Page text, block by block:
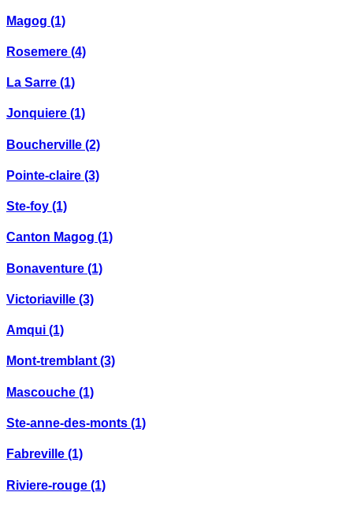
Magog (1)
Rosemere (4)
La Sarre (1)
Jonquiere (1)
Boucherville (2)
Pointe-claire (3)
Ste-foy (1)
Canton Magog (1)
Bonaventure (1)
Victoriaville (3)
Amqui (1)
Mont-tremblant(3)
Mascouche (1)
Ste-anne-des-monts (1)
Fabreville (1)
Riviere-rouge (1)